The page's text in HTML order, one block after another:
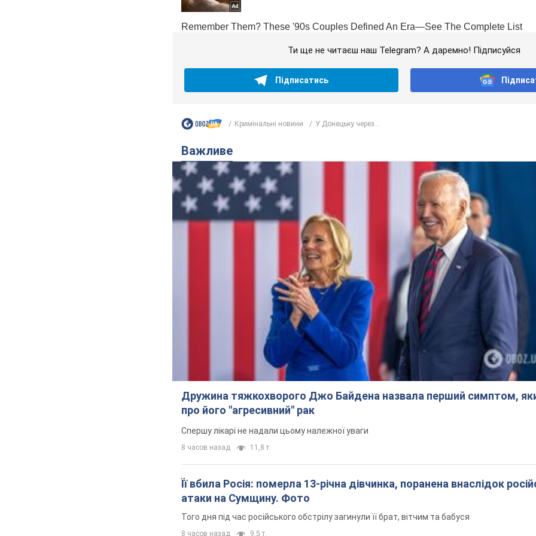
Ти ще не читаєш наш Telegram? А даремно! Підписуйся
Підписатись
Кримінальні новини У Донецьку через...
Важливе
Дружина тяжкохворого Джо Байдена назвала перший симптом,
про його "агресивний" рак
Спершу лікарі не надали цьому належної уваги
8 часов назад 11,8 т.
Її вбила Росія: померла 13-річна дівчинка, поранена внаслідок
атаки на Сумщину. Фото
Того дня під час російського обстрілу загинули її брат, вітчим та бабуся
8 часов назад 9,5 т.